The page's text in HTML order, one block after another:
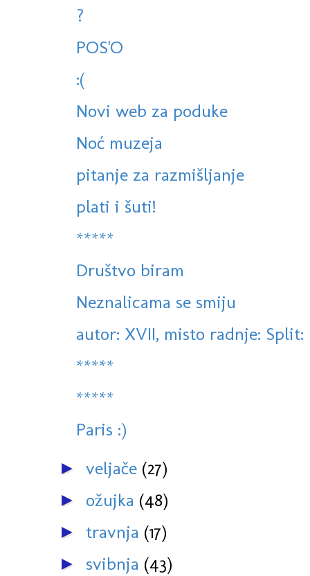
?
POS'O
:(
Novi web za poduke
Noć muzeja
pitanje za razmišljanje
plati i šuti!
*****
Društvo biram
Neznalicama se smiju
autor: XVII, misto radnje: Split:
*****
*****
Paris :)
► veljače (27)
► ožujka (48)
► travnja (17)
► svibnja (43)